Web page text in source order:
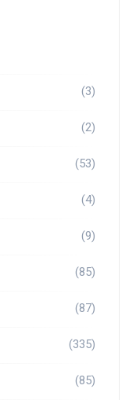
(3)
(2)
(53)
(4)
(9)
(85)
(87)
(335)
(85)